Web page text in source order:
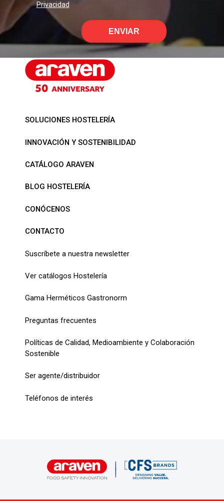
Privacidad
ENVIAR
SOLUCIONES HOSTELERÍA
INNOVACIÓN Y SOSTENIBILIDAD
CATÁLOGO ARAVEN
BLOG HOSTELERÍA
CONÓCENOS
CONTACTO
Suscríbete a nuestra newsletter
Ver catálogos Hostelería
Gama Herméticos Gastronorm
Preguntas frecuentes
Políticas de Calidad, Medioambiente y Colaboración
Sostenible
Ser agente/distribuidor
Teléfonos de interés